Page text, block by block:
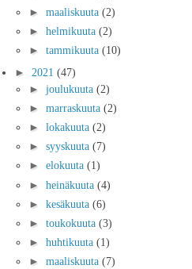
► maaliskuuta (2)
► helmikuuta (2)
► tammikuuta (10)
► 2021 (47)
► joulukuuta (2)
► marraskuuta (2)
► lokakuuta (2)
► syyskuuta (7)
► elokuuta (1)
► heinäkuuta (4)
► kesäkuuta (6)
► toukokuuta (3)
► huhtikuuta (1)
► maaliskuuta (7)